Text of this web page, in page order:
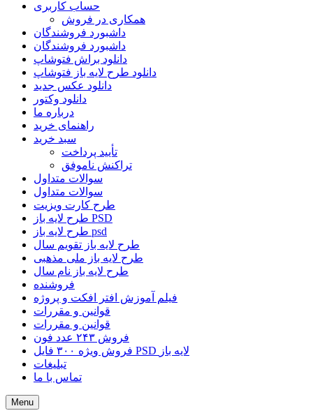
حساب کاربری
همکاری در فروش
داشبورد فروشندگان
داشبورد فروشندگان
دانلود براش فتوشاپ
دانلود طرح لایه باز فتوشاپ
دانلود عکس جدید
دانلود وکتور
درباره ما
راهنمای خرید
سبد خرید
تأیید پرداخت
تراکنش ناموفق
سوالات متداول
سوالات متداول
طرح کارت ویزیت
طرح لایه باز PSD
طرح لایه باز psd
طرح لایه باز تقویم سال
طرح لایه باز ملی مذهبی
طرح لایه باز نام سال
فروشنده
فیلم آموزش افتر افکت و پروژه
قوانین و مقررات
قوانین و مقررات
فروش ۲۴۳ عدد فون
فروش ویژه ۳۰۰ فایل PSD لایه باز
تبلیغات
تماس با ما
Menu